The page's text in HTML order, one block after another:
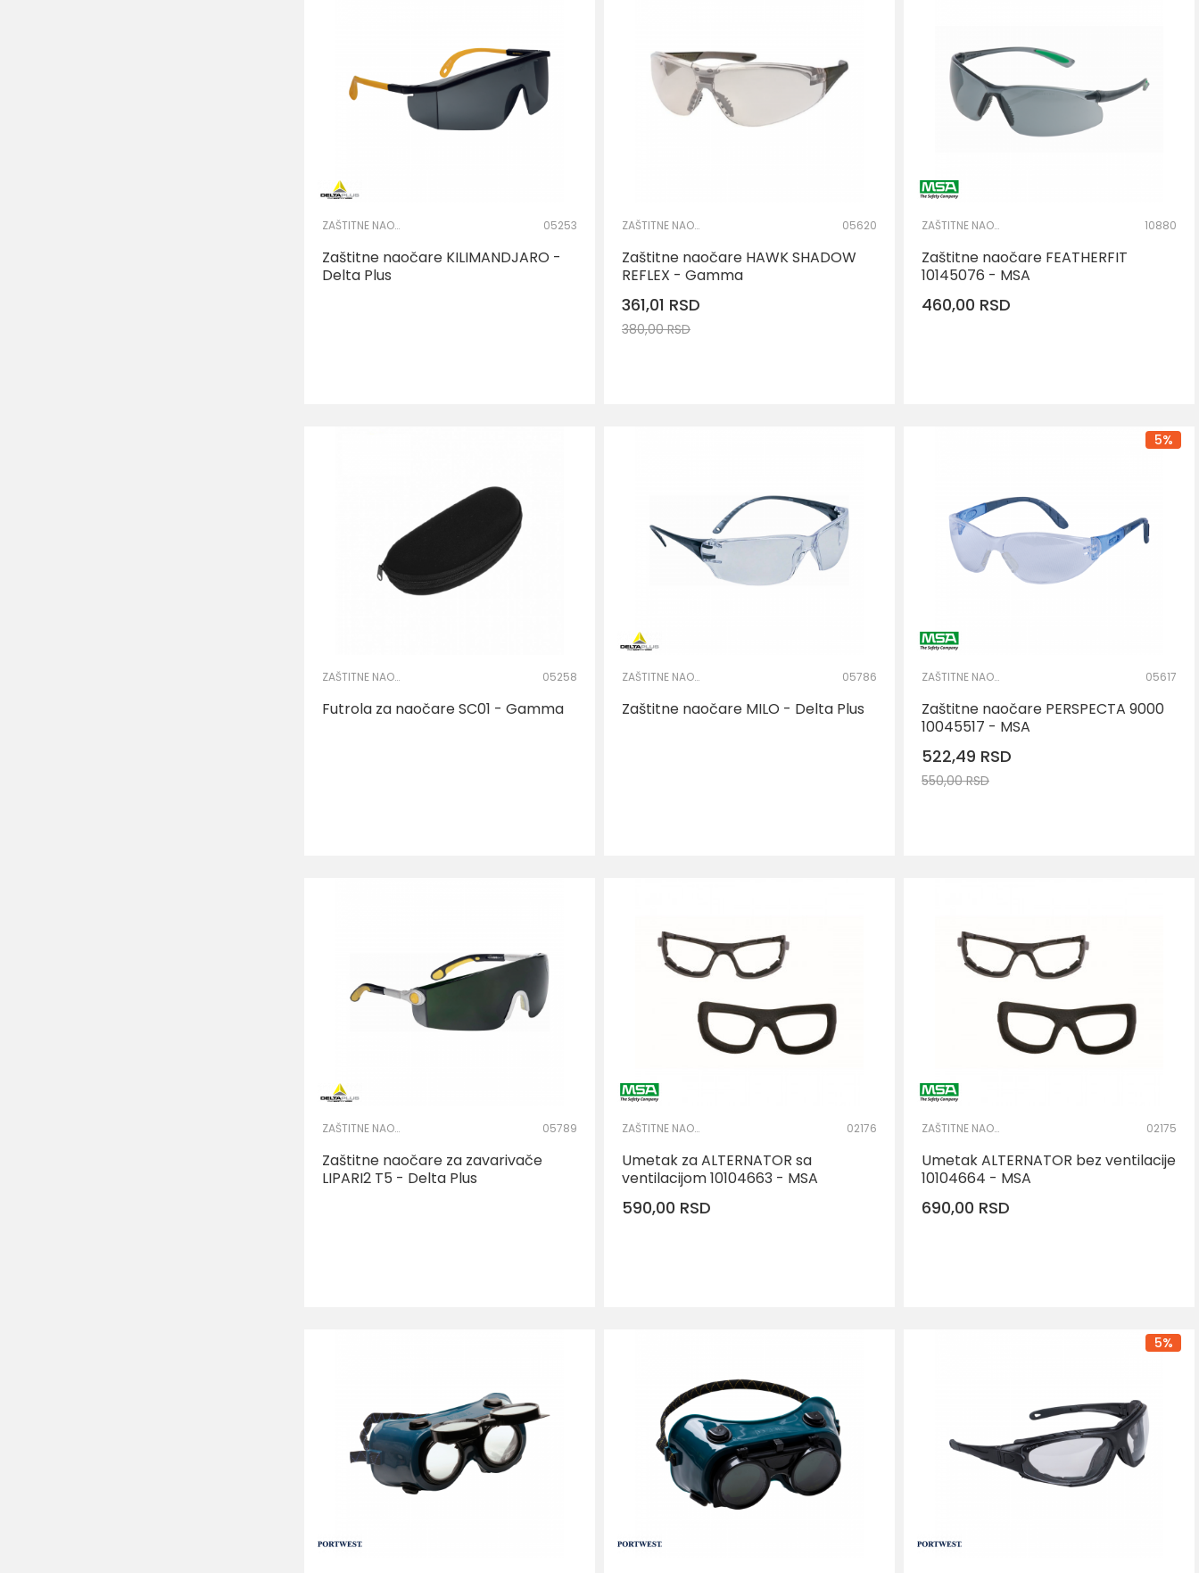
ZAŠTITNE NAOČARE 05253
Zaštitne naočare KILIMANDJARO -
Delta Plus
ZAŠTITNE NAOČARE 05620
Zaštitne naočare HAWK SHADOW
REFLEX - Gamma
361,01 RSD
380,00RSD
ZAŠTITNE NAOČARE 10880
Zaštitne naočare FEATHERFIT
10145076 - MSA
460,00 RSD
ZAŠTITNE NAOČARE 05258
Futrola za naočare SC01 - Gamma
ZAŠTITNE NAOČARE 05786
Zaštitne naočare MILO - Delta Plus
5%
ZAŠTITNE NAOČARE 05617
Zaštitne naočare PERSPECTA 9000
10045517 - MSA
522,49 RSD
550,00RSD
ZAŠTITNE NAOČARE 05789
Zaštitne naočare za zavarivače
LIPARI2 T5 - Delta Plus
ZAŠTITNE NAOČARE 02176
Umetak za ALTERNATOR sa
ventilacijom 10104663 - MSA
590,00 RSD
ZAŠTITNE NAOČARE 02175
Umetak ALTERNATOR bez ventilacije
10104664 - MSA
690,00 RSD
5%